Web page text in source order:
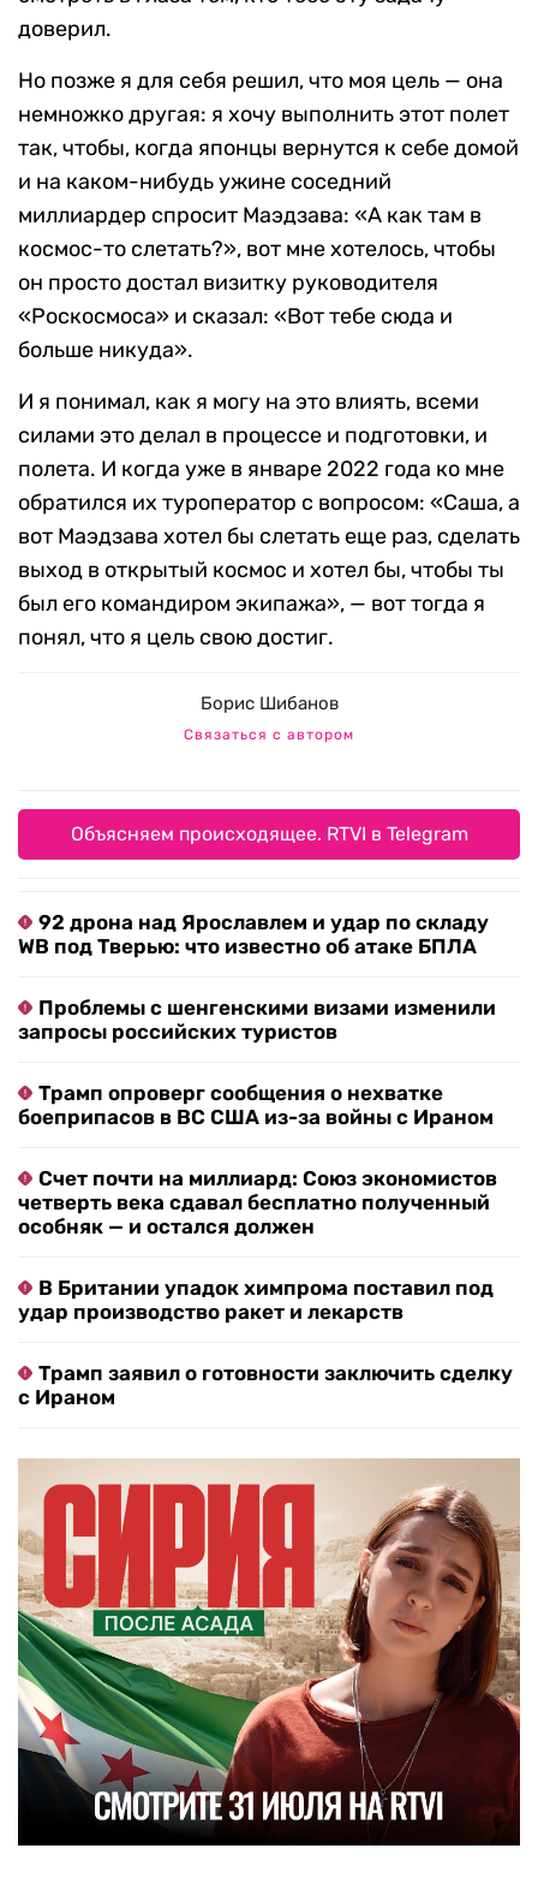
доверил.
Но позже я для себя решил, что моя цель — она
немножко другая: я хочу выполнить этот полет
так, чтобы, когда японцы вернутся к себе домой
и на каком-нибудь ужине соседний
миллиардер спросит Маэдзава: «А как там в
космос-то слетать?», вот мне хотелось, чтобы
он просто достал визитку руководителя
«Роскосмоса» и сказал: «Вот тебе сюда и
больше никуда».
И я понимал, как я могу на это влиять, всеми
силами это делал в процессе и подготовки, и
полета. И когда уже в январе 2022 года ко мне
обратился их туроператор с вопросом: «Саша, а
вот Маэдзава хотел бы слетать еще раз, сделать
выход в открытый космос и хотел бы, чтобы ты
был его командиром экипажа», — вот тогда я
понял, что я цель свою достиг.
Борис Шибанов
Связаться с автором
Объясняем происходящее. RTVI в Telegram
92 дрона над Ярославлем и удар по складу
WB под Тверью: что известно об атаке БПЛА
Проблемы с шенгенскими визами изменили
запросы российских туристов
Трамп опроверг сообщения о нехватке
боеприпасов в ВС США из-за войны с Ираном
Счет почти на миллиард: Союз экономистов
четверть века сдавал бесплатно полученный
особняк — и остался должен
В Британии упадок химпрома поставил под
удар производство ракет и лекарств
Трамп заявил о готовности заключить сделку
с Ираном